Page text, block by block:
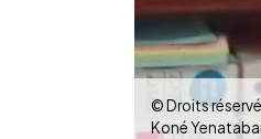
© Droits
Koné